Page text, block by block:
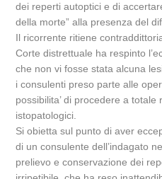
dei reperti autoptici e di
della morte” alla presenza del
Il ricorrente ritiene
Corte distrettuale ha respinto
che non vi fosse stata alcuna
i consulenti preso parte alle
possibilita’ di procedere a totale
istopatologici.
Si obietta sul punto di aver
di un consulente dell’indagato
prelievo e conservazione dei